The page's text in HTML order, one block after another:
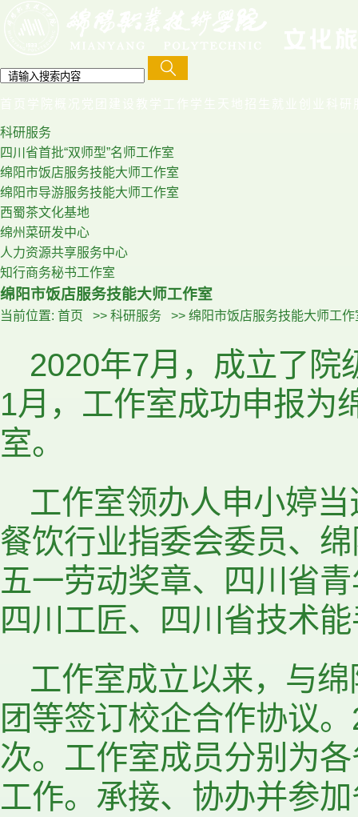
科研服务
四川省首批“双师型”名师工作室
绵阳市饭店服务技能大师工作室
绵阳市导游服务技能大师工作室
西蜀茶文化基地
绵州菜研发中心
人力资源共享服务中心
知行商务秘书工作室
绵阳市饭店服务技能大师工作室
当前位置: 首页 >> 科研服务 >> 绵阳市饭店服务技能大师工作
2020年7月，成立了院
1月，工作室成功申报为
室。
工作室领办人申小婷
餐饮行业指委会委员、
五一劳动奖章、四川省
四川工匠、四川省技术
工作室成立以来，与
团等签订校企合作协议
次。工作室成员分别为
工作。承接、协办并参